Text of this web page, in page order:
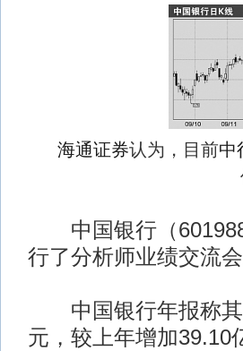
海通证券认为，目前中
中国银行（601988
行了分析师业绩交流会
中国银行年报称其
元，较上年增加39.10